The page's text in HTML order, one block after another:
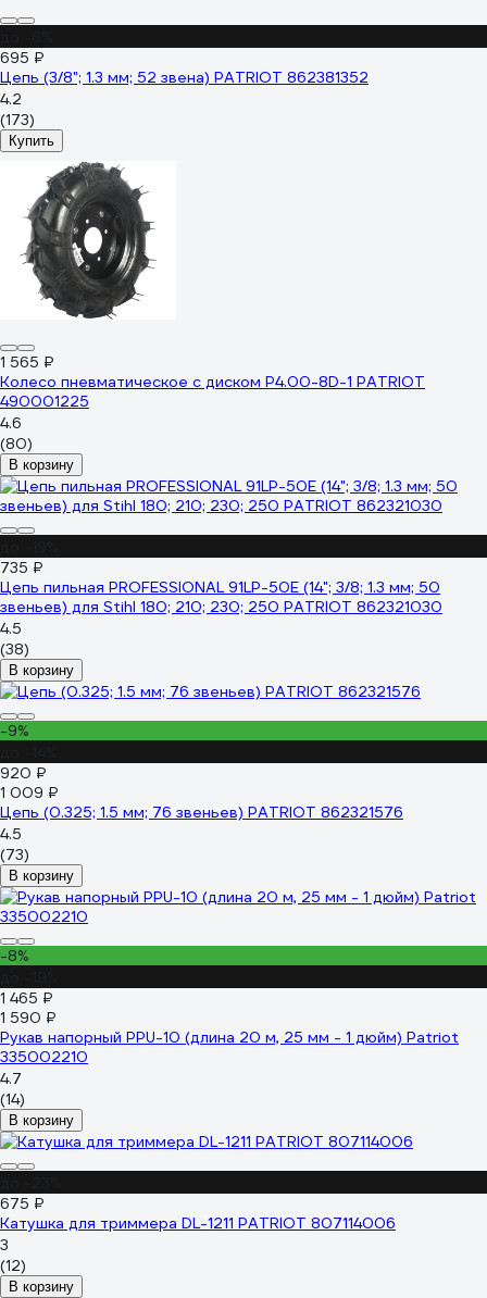
695 ₽
Цепь (3/8"; 1.3 мм; 52 звена) PATRIOT 862381352
4.2
(173)
Купить
1 565 ₽
Колесо пневматическое с диском P4.00-8D-1 PATRIOT
490001225
4.6
(80)
В корзину
735 ₽
Цепь пильная PROFESSIONAL 91LP-50E (14"; 3/8; 1.3 мм; 50
звеньев) для Stihl 180; 210; 230; 250 PATRIOT 862321030
4.5
(38)
В корзину
-9%
920 ₽
1 009 ₽
Цепь (0.325; 1.5 мм; 76 звеньев) PATRIOT 862321576
4.5
(73)
В корзину
-8%
1 465 ₽
1 590 ₽
Рукав напорный PPU-10 (длина 20 м, 25 мм - 1 дюйм) Patriot
335002210
4.7
(14)
В корзину
675 ₽
Катушка для триммера DL-1211 PATRIOT 807114006
3
(12)
В корзину